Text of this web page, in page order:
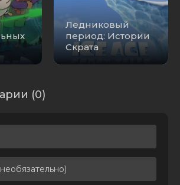
Ледниковый
период: Истории
Скрата
(0)